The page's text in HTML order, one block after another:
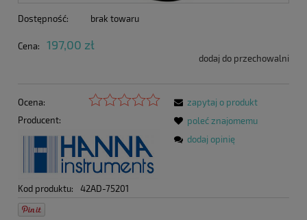
Dostępność: brak towaru
Cena: 197,00 zł
dodaj do przechowalni
Ocena:
Producent:
Kod produktu: 42AD-75201
zapytaj o produkt
poleć znajomemu
dodaj opinię